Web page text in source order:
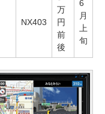
NX403
万
円
前
後
6
月
上
旬